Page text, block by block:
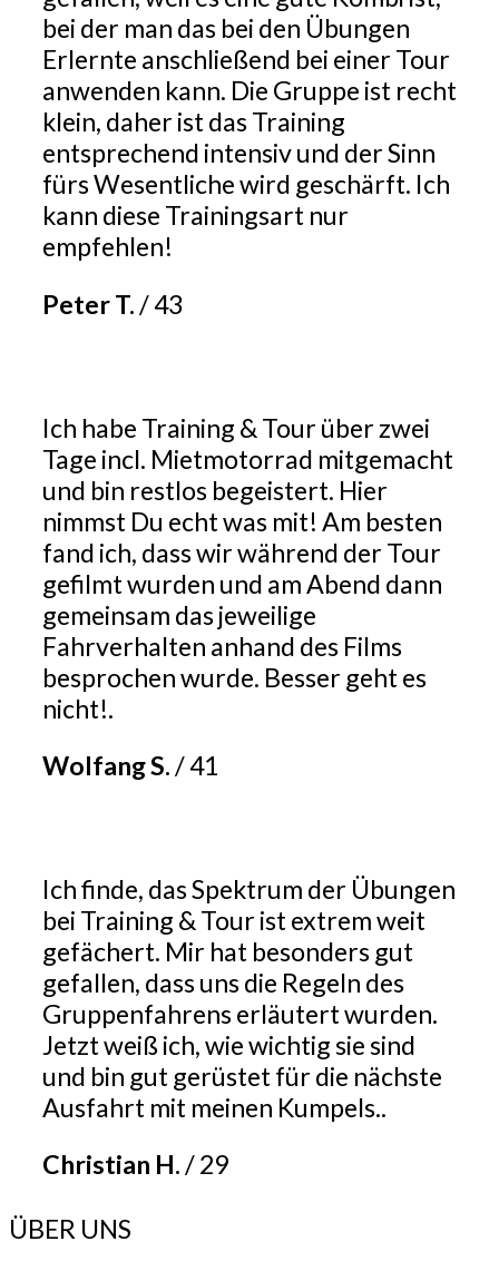
bei der man das bei den Übungen
Erlernte anschließend bei einer Tour
anwenden kann. Die Gruppe ist recht
klein, daher ist das Training
entsprechend intensiv und der Sinn
fürs Wesentliche wird geschärft. Ich
kann diese Trainingsart nur
empfehlen!
Peter T./43
Ich habe Training & Tour über zwei
Tage incl. Mietmotorrad mitgemacht
und bin restlos begeistert. Hier
nimmst Du echt was mit! Am besten
fand ich, dass wir während der Tour
gefilmt wurden und am Abend dann
gemeinsam das jeweilige
Fahrverhalten anhand des Films
besprochen wurde. Besser geht es
nicht!.
Wolfang S./41
Ich finde, das Spektrum der Übungen
bei Training & Tour ist extrem weit
gefächert. Mir hat besonders gut
gefallen, dass uns die Regeln des
Gruppenfahrens erläutert wurden.
Jetzt weiß ich, wie wichtig sie sind
und bin gut gerüstet für die nächste
Ausfahrt mit meinen Kumpels..
Christian H./29
ÜBER UNS